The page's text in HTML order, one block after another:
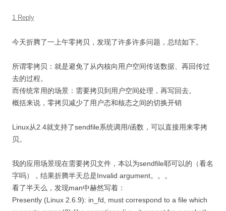
1 Reply
今天折腾了一上午零拷贝，发现了许多许多问题，总结如下。
所谓零拷贝：就是避免了从内核向用户空间传送数据、再回传过
去的过程。
而传统常用的场景：需要拷贝到用户空间处理，再写回去。
概括来说，零拷贝减少了用户态和核态之间的切换开销
Linux从2.4就支持了sendfile系统调用/函数，可以直接用来零拷
贝。
我的应用场景现在需要拷贝文件，本以为sendfile耶可以的（看名
字吗），结果折腾半天总是Invalid argument。。。
看了半天么，发现man中赫然写着：
Presently (Linux 2.6.9): in_fd, must correspond to a file which